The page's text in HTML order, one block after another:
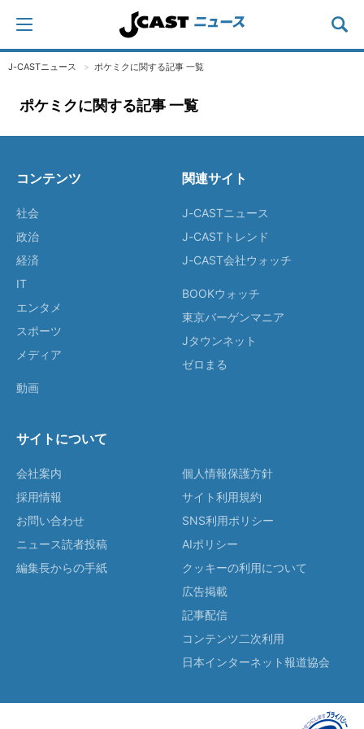
J-CASTニュース ポケミクに関する記事 一覧
ポケミクに関する記事 一覧
コンテンツ
社会
政治
経済
IT
エンタメ
スポーツ
メディア
動画
関連サイト
J-CASTニュース
J-CASTトレンド
J-CAST会社ウォッチ
BOOKウォッチ
東京バーゲンマニア
Jタウンネット
ゼロまる
サイトについて
会社案内
採用情報
お問い合わせ
ニュース読者投稿
編集長からの手紙
個人情報保護方針
サイト利用規約
SNS利用ポリシー
AIポリシー
クッキーの利用について
広告掲載
記事配信
コンテンツ二次利用
日本インターネット報道協会